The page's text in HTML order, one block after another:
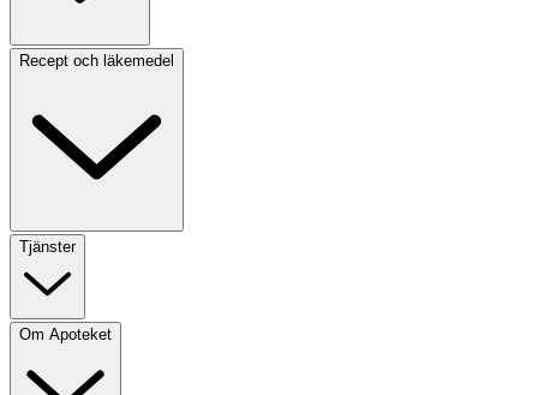
Recept och läkemedel
Tjänster
Om Apoteket